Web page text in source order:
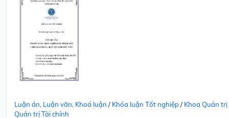
Luận án, Luận văn, Khoá luận / Khóa luận Tốt nghiệp/ Khoa Quản trị
Quản trị Tài chính